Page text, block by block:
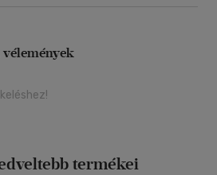
vélemények
termékei